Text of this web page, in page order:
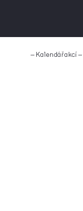
– Kalendář akcí–